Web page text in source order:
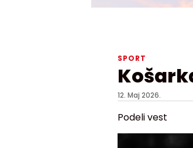
SPORT
12. Maj 2026.
Podeli vest